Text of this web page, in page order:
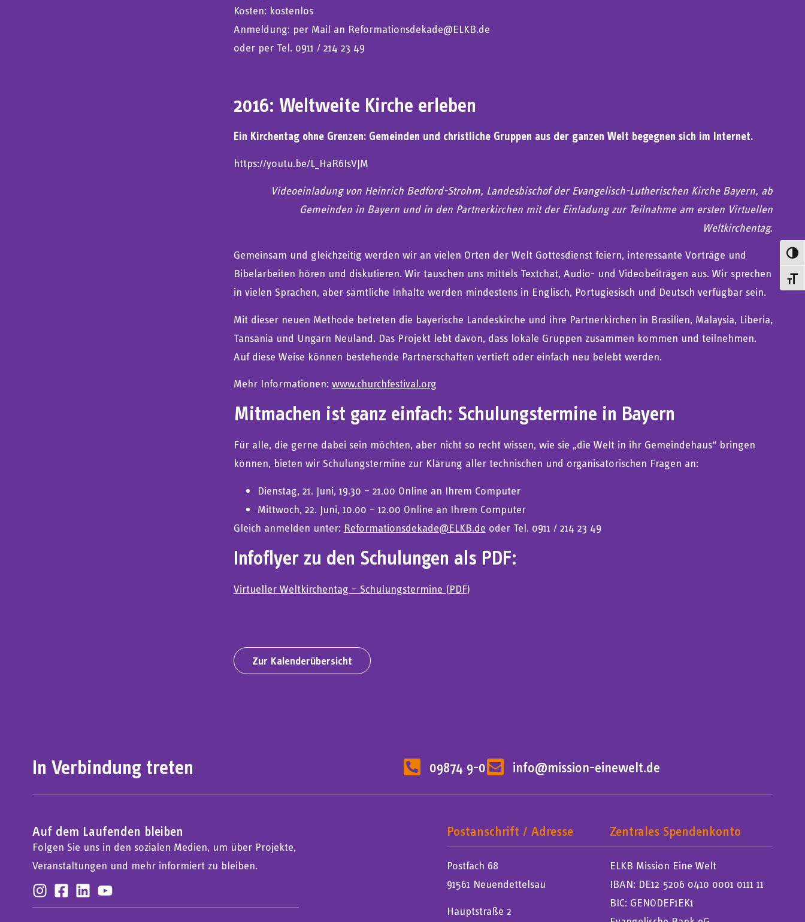
Kosten: kostenlos
Anmeldung: per Mail an Reformationsdekade@ELKB.de
oder per Tel. 0911 / 214 23 49
2016: Weltweite Kirche erleben
Ein Kirchentag ohne Grenzen: Gemeinden und christliche Gruppen aus der ganzen Welt begegnen sich im Internet.
https://youtu.be/L_HaR6IsVJM
Videoeinladung von Heinrich Bedford-Strohm, Landesbischof der Evangelisch-Lutherischen Kirche Bayern, ab
Gemeinden in Bayern und in den Partnerkirchen mit der Einladung zur Teilnahme am ersten Virtuellen
Weltkirchentag.
Gemeinsam und gleichzeitig werden wir an vielen Orten der Welt Gottesdienst feiern, interessante Vorträge und
Bibelarbeiten hören und diskutieren. Wir tauschen uns mittels Textchat, Audio- und Videobeiträgen aus. Wir sprechen
in vielen Sprachen, aber sämtliche Inhalte werden mindestens in Englisch, Portugiesisch und Deutsch verfügbar sein.
Mit dieser neuen Methode betreten die bayerische Landeskirche und ihre Partnerkirchen in Brasilien, Malaysia, Liberia,
Tansania und Ungarn Neuland. Das Projekt lebt davon, dass lokale Gruppen zusammen kommen und teilnehmen.
Auf diese Weise können bestehende Partnerschaften vertieft oder einfach neu belebt werden.
Mehr Informationen: www.churchfestival.org
Mitmachen ist ganz einfach: Schulungstermine in Bayern
Für alle, die gerne dabei sein möchten, aber nicht so recht wissen, wie sie „die Welt in ihr Gemeindehaus“ bringen
können, bieten wir Schulungstermine zur Klärung aller technischen und organisatorischen Fragen an:
Dienstag, 21. Juni, 19.30 – 21.00 Online an Ihrem Computer
Mittwoch, 22. Juni, 10.00 – 12.00 Online an Ihrem Computer
Gleich anmelden unter: Reformationsdekade@ELKB.de oder Tel. 0911 / 214 23 49
Infoflyer zu den Schulungen als PDF:
Virtueller Weltkirchentag – Schulungstermine (PDF)
Zur Kalenderübersicht
In Verbindung treten 09874 9-0 info@mission-einewelt.de
Auf dem Laufenden bleiben
Folgen Sie uns in den sozialen Medien, um über Projekte,
Veranstaltungen und mehr informiert zu bleiben.
Postanschrift / Adresse
Postfach 68
91561 Neuendettelsau
Hauptstraße 2
Zentrales Spendenkonto
ELKB Mission Eine Welt
IBAN: DE12 5206 0410 0001 0111 11
BIC: GENODEF1EK1